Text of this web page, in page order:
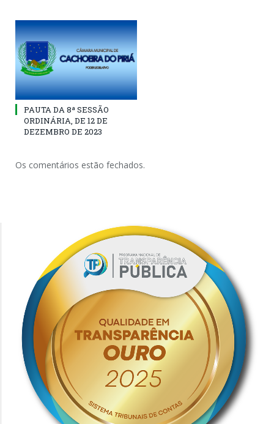
PAUTA DA 8ª SESSÃO
ORDINÁRIA, DE 12 DE
DEZEMBRO DE 2023
Os comentários estão fechados.